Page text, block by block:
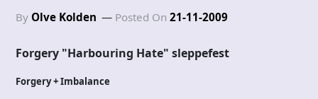
By Olve Kolden Posted On 21-11-2009
Forgery "Harbouring Hate" sleppefest
Forgery + Imbalance